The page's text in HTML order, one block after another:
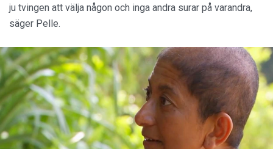
ju tvingen att välja någon och inga andra surar på varandra,
säger Pelle.